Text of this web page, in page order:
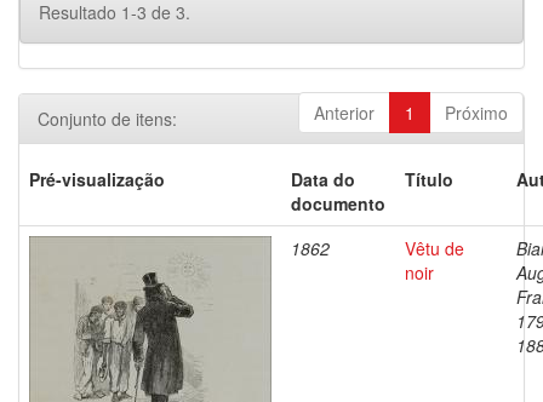
Resultado 1-3 de 3.
Anterior 1 Próximo
Conjunto de itens:
Pré-visualização
Data do
documento
Título
1862
Vêtu de
noir